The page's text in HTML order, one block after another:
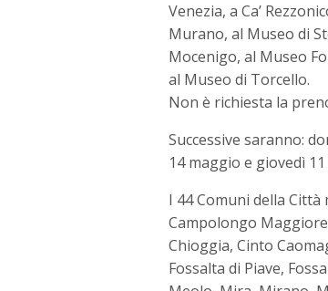
Venezia, a Ca’
Murano, al Museo di
Mocenigo, al Museo
al Museo di Torcello.
Non è richiesta la
Successive saranno:
14 maggio e giovedì
I 44 Comuni della
Campolongo
Chioggia, Cinto
Fossalta di Piave,